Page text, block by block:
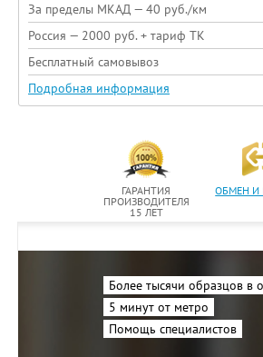
За пределы МКАД — 40 руб./км
Россия — 2000 руб. + тариф ТК
Бесплатный самовывоз
Подробная информация
ГАРАНТИЯ
ПРОИЗВОДИТЕЛЯ
15 ЛЕТ
ОБМЕН И
Более тысячи образцов в
5 минут от метро
Помощь специалистов